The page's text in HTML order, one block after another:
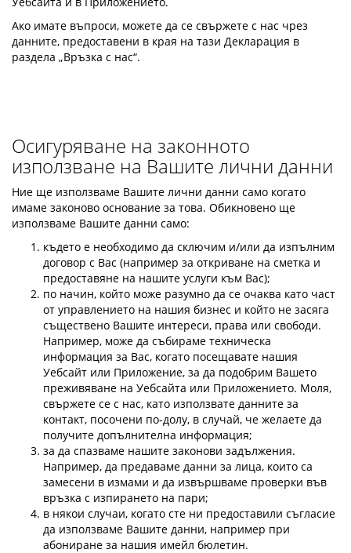
Ако имате въпроси, можете да се свържете с нас чрез
данните, предоставени в края на тази Декларация в
раздела „Връзка с нас“.
Осигуряване на законното
използване на Вашите лични данни
Ние ще използваме Вашите лични данни само когато
имаме законово основание за това. Обикновено ще
използваме Вашите данни само:
където е необходимо да сключим и/или да изпълним
договор с Вас (например за откриване на сметка и
предоставяне на нашите услуги към Вас);
по начин, който може разумно да се очаква като част
от управлението на нашия бизнес и който не засяга
съществено Вашите интереси, права или свободи.
Например, може да събираме техническа
информация за Вас, когато посещавате нашия
Уебсайт или Приложение, за да подобрим Вашето
преживяване на Уебсайта или Приложението. Моля,
свържете се с нас, като използвате данните за
контакт, посочени по-долу, в случай, че желаете да
получите допълнителна информация;
за да спазваме нашите законови задължения.
Например, да предаваме данни за лица, които са
замесени в измами и да извършваме проверки във
връзка с изпирането на пари;
в някои случаи, когато сте ни предоставили съгласие
да използваме Вашите данни, например при
абониране за нашия имейл бюлетин.